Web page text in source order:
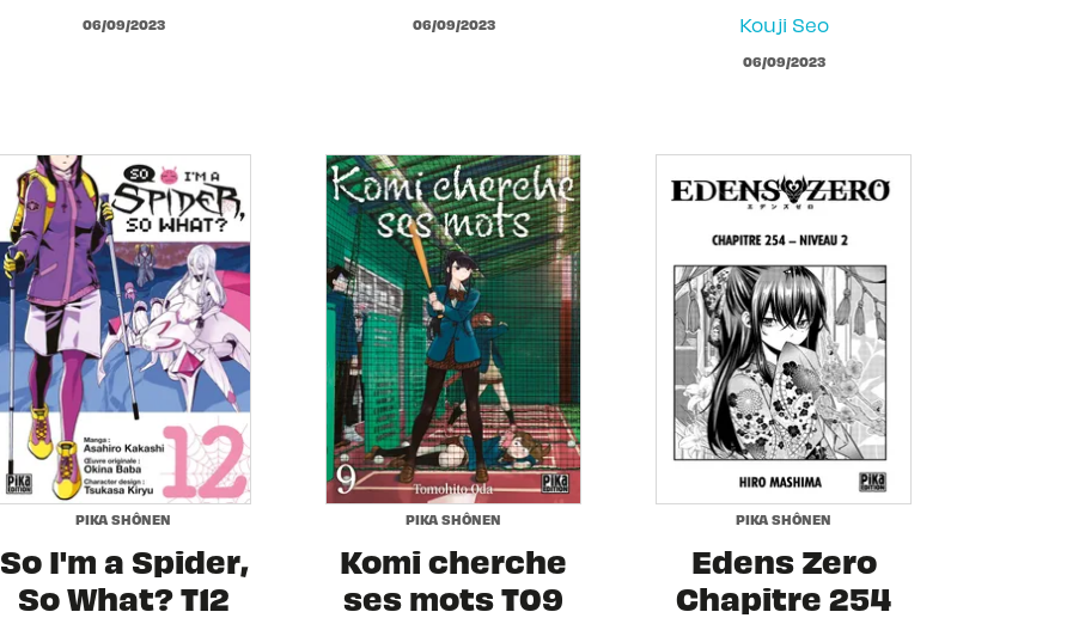
06/09/2023 06/09/2023 Kouji Seo
06/09/2023
PIKA SHÔNEN
So I'm a Spider,
So What? T12
PIKA SHÔNEN
Komi cherche
ses mots T09
PIKA SHÔNEN
Edens Zero
Chapitre 254